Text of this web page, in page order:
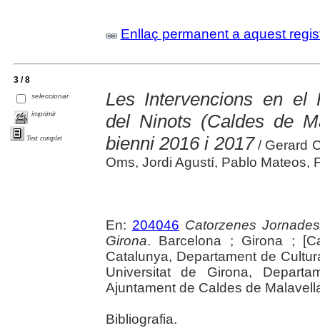
Enllaç permanent a aquest
3 / 8
seleccionar
imprimir
Text complet
Les Intervencions en el
del Ninots (Caldes de
bienni 2016 i 2017 / Gerard
Oms, Jordi Agustí, Pablo Mateos,
En: 204046 Catorzenes
Girona. Barcelona ; Girona ;
Catalunya, Departament de
Universitat de Girona,
Ajuntament de Caldes de
Bibliografia.